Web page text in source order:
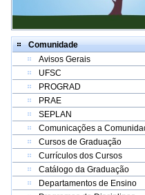
Comunidade
Avisos Gerais
UFSC
PROGRAD
PRAE
SEPLAN
Comunicações a
Cursos de Graduação
Currículos dos Cursos
Catálogo da Graduação
Departamentos de Ensino